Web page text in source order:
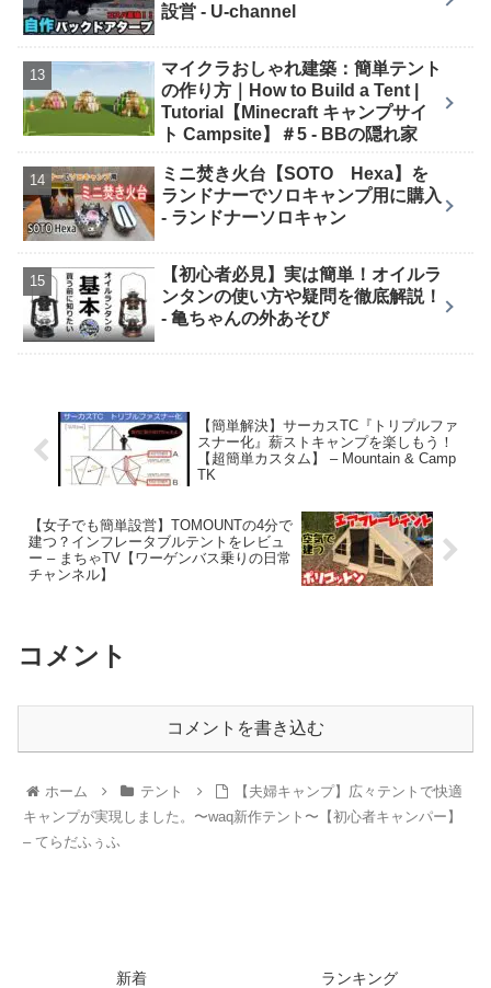
設営 - U-channel
マイクラおしゃれ建築：簡単テント
の作り方｜How to Build a Tent |
Tutorial【Minecraft キャンプサイ
ト Campsite】＃5 - BBの隠れ家
ミニ焚き火台【SOTO Hexa】を
ランドナーでソロキャンプ用に購入
- ランドナーソロキャン
【初心者必見】実は簡単！オイルラ
ンタンの使い方や疑問を徹底解説！
- 亀ちゃんの外あそび
【簡単解決】サーカスTC『トリプルファ
スナー化』薪ストキャンプを楽しもう！
【超簡単カスタム】 – Mountain & Camp
TK
【女子でも簡単設営】TOMOUNTの4分で
建つ？インフレータブルテントをレビュ
ー – まちゃTV【ワーゲンバス乗りの日常
チャンネル】
コメント
コメントを書き込む
ホーム テント
【夫婦キャンプ】広々テントで快適
キャンプが実現しました。〜waq新作テント〜【初心者キャンパー】
– てらだふぅふ
新着 ランキング